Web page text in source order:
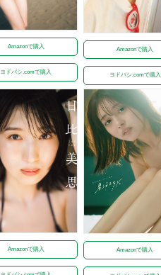
Amazonで購入
ヨドバシ.comで購入
Amazonで購入
ヨドバシ.comで購入
Amazonで購入 Amazonで購入